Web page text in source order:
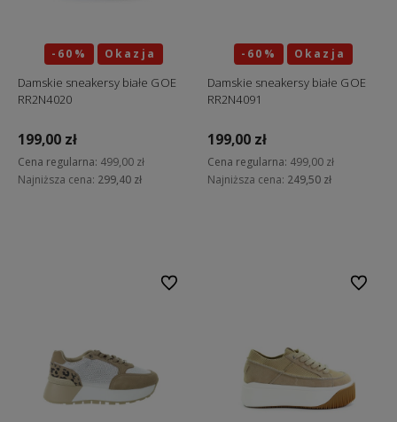
-60% Okazja
Damskie sneakersy białe GOE
RR2N4020
199,00 zł
Cena regularna: 499,00 zł
Najniższa cena: 299,40 zł
-60% Okazja
Damskie sneakersy białe GOE
RR2N4091
199,00 zł
Cena regularna: 499,00 zł
Najniższa cena: 249,50 zł
Do ulubionych Do